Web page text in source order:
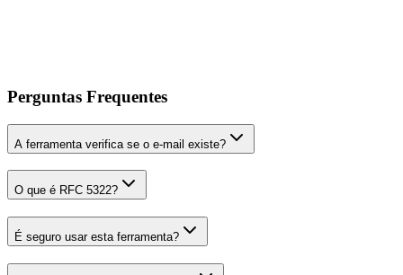
Perguntas Frequentes
A ferramenta verifica se o e-mail existe?
O que é RFC 5322?
É seguro usar esta ferramenta?